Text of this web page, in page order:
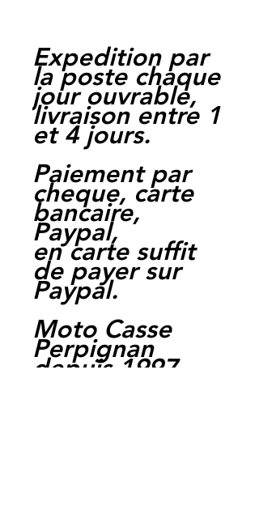
Expedition par
la poste chaque
jour ouvrable,
livraison entre 1
et 4 jours.
Paiement par
cheque, carte
bancaire,
Paypal,
en carte suffit
de payer sur
Paypal.
Moto Casse
Perpignan
depuis 1997